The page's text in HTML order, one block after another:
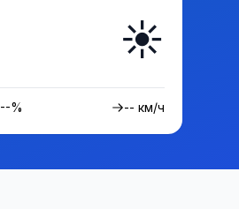
☀️
--% -- км/ч